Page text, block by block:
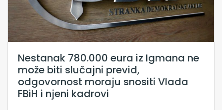
Nestanak 780.000 eura iz Igmana ne
može biti slučajni previd,
odgovornost moraju snositi Vlada
FBiH i njeni kadrovi